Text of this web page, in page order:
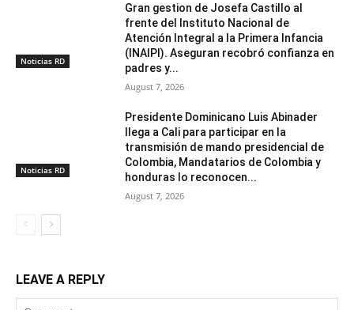
Noticias RD
Gran gestion de Josefa Castillo al
frente del Instituto Nacional de
Atención Integral a la Primera Infancia
(INAIPI). Aseguran recobró confianza en
padres y...
August 7, 2026
Noticias RD
Presidente Dominicano Luis Abinader
llega a Cali para participar en la
transmisión de mando presidencial de
Colombia, Mandatarios de Colombia y
honduras lo reconocen...
August 7, 2026
LEAVE A REPLY